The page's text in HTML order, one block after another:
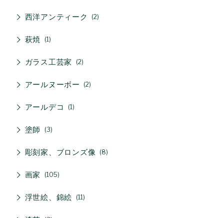
西洋アンティーク 2
萩焼 1
ガラス工芸家 2
アールヌーボー 2
アールデコ 1
塗師 3
彫刻家、ブロンズ像 8
画家 105
浮世絵、錦絵 11